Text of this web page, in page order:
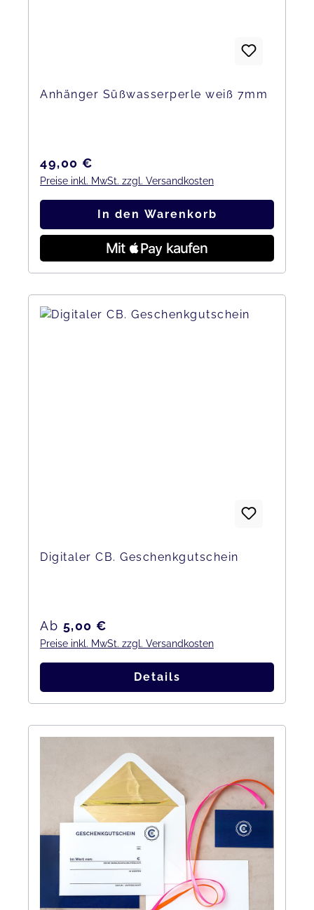
Anhänger Süßwasserperle weiß 7mm
Regulärer Preis:
49,00 €
Preise inkl. MwSt. zzgl. Versandkosten
In den Warenkorb
Digitaler CB. Geschenkgutschein
Regulärer Preis:
Ab 5,00 €
Preise inkl. MwSt. zzgl. Versandkosten
Details